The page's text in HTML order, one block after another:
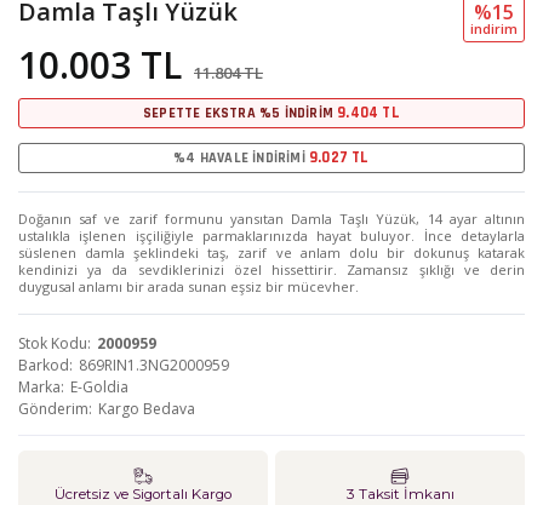
Damla Taşlı Yüzük
10.003 TL 11.804 TL
%15
i̇ndi̇ri̇m
SEPETTE EKSTRA %5 İNDİRİM 9.404 TL
%4 HAVALE İNDİRİMİ 9.027 TL
Doğanın saf ve zarif formunu yansıtan Damla Taşlı Yüzük, 14 ayar altının
ustalıkla işlenen işçiliğiyle parmaklarınızda hayat buluyor. İnce detaylarla
süslenen damla şeklindeki taş, zarif ve anlam dolu bir dokunuş katarak
kendinizi ya da sevdiklerinizi özel hissettirir. Zamansız şıklığı ve derin
duygusal anlamı bir arada sunan eşsiz bir mücevher.
Stok Kodu 2000959
Barkod 869RIN1.3NG2000959
Marka E-Goldia
Gönderim Kargo Bedava
Ücretsiz ve Sigortalı Kargo 3 Taksit İmkanı